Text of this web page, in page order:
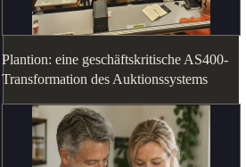
Plantion: eine geschäftskritische AS400-
Transformation des Auktionssystems